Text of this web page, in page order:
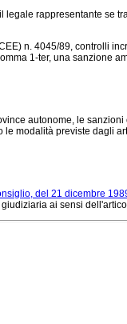
rappresentante se
n. 4045/89, controlli
1-ter, una sanzione
autonome, le
modalità previste dagli
del 21 dicembre
ai sensi